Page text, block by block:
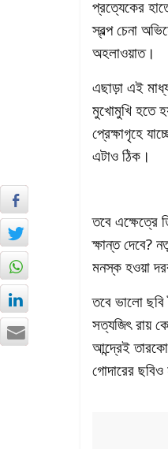
প্রত্যেকের
স্বল্প চেনা
অহলাওয়াত।
এছাড়া এই
মুখোমুখি হতে
প্রেক্ষাগৃহে
এটাও ঠিক।
তবে এক্ষেত্রে
ক্ষান্ত দেবে?
মনস্ক হওয়া
তবে ভালো
সত্যজিৎ রায়
আন্দ্রেই
গোদারের